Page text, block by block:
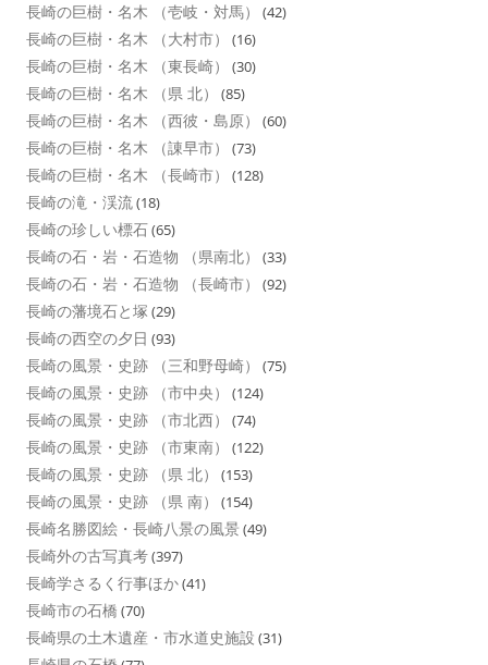
長崎の巨樹・名木 （壱岐・対馬） (42)
長崎の巨樹・名木 （大村市） (16)
長崎の巨樹・名木 （東長崎） (30)
長崎の巨樹・名木 （県 北） (85)
長崎の巨樹・名木 （西彼・島原） (60)
長崎の巨樹・名木 （諌早市） (73)
長崎の巨樹・名木 （長崎市） (128)
長崎の滝・渓流(18)
長崎の珍しい標石(65)
長崎の石・岩・石造物 （県南北） (33)
長崎の石・岩・石造物 （長崎市） (92)
長崎の藩境石と塚 (29)
長崎の西空の夕日 (93)
長崎の風景・史跡 （三和野母崎） (75)
長崎の風景・史跡 （市中央） (124)
長崎の風景・史跡 （市北西） (74)
長崎の風景・史跡 （市東南） (122)
長崎の風景・史跡 （県 北） (153)
長崎の風景・史跡 （県 南） (154)
長崎名勝図絵・長崎八景の風景 (49)
長崎外の古写真考(397)
長崎学さるく行事ほか(41)
長崎市の石橋 (70)
長崎県の土木遺産・市水道史施設 (31)